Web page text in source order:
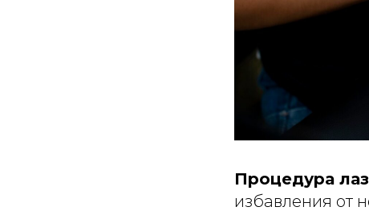
Процедура
избавления от